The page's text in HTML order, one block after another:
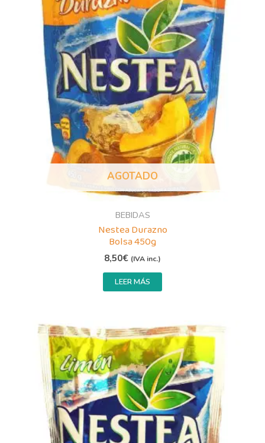
AGOTADO
BEBIDAS
Nestea Durazno
Bolsa 450g
8,50€ (IVA inc.)
LEER MÁS